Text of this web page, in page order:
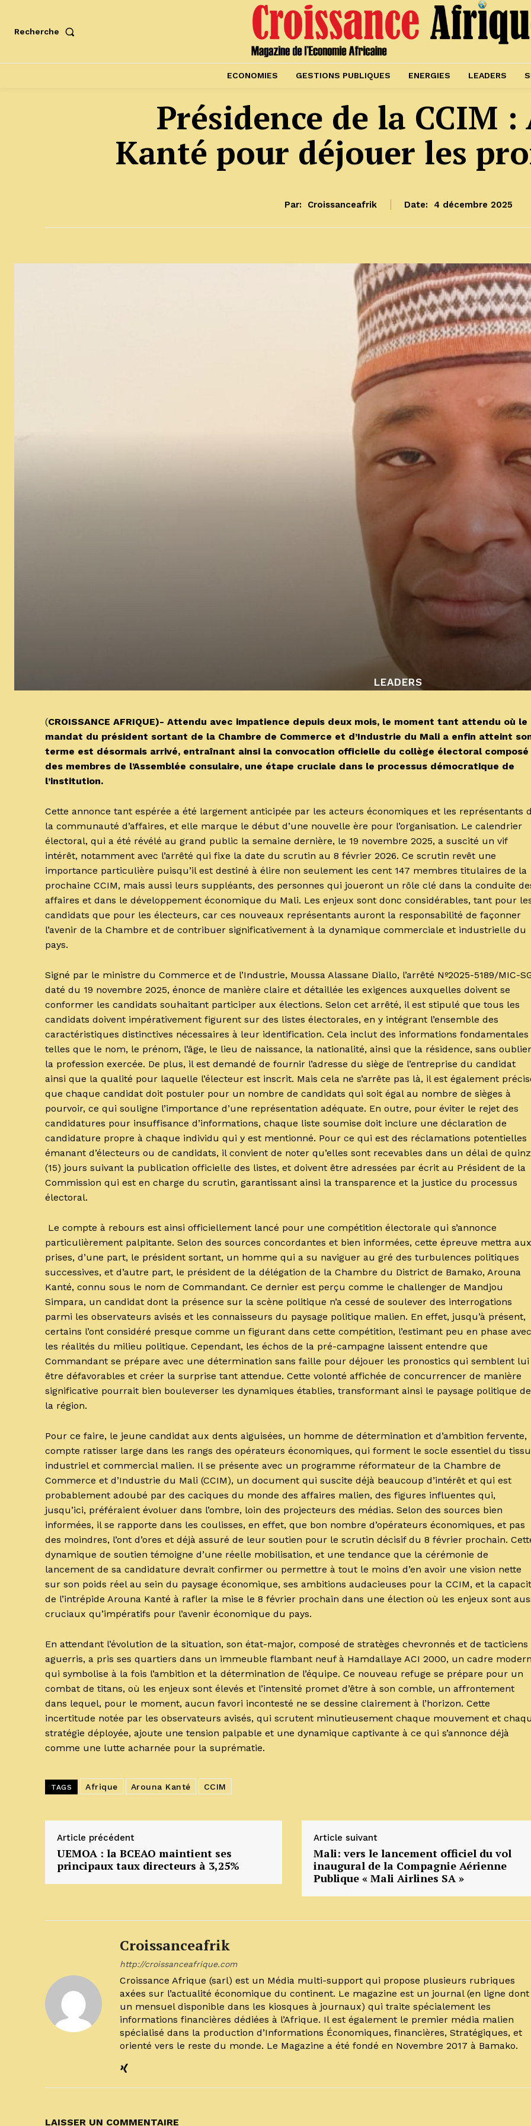
Recherche
ECONOMIES GESTIONS PUBLIQUES ENERGIES LEADERS
Présidence de la CCIM
Kanté pour déjouer les
Par: Croissanceafrik Date: 4 décembre 2025
LEADERS
(CROISSANCE AFRIQUE)- Attendu avec impatience depuis deux mois, le moment tant attendu où le
mandat du président sortant de la Chambre de Commerce et d’Industrie du Mali a enfin atteint
terme est désormais arrivé, entraînant ainsi la convocation officielle du collège électoral composé
des membres de l’Assemblée consulaire, une étape cruciale dans le processus démocratique de
l’institution.
Cette annonce tant espérée a été largement anticipée par les acteurs économiques et les représentants
la communauté d’affaires, et elle marque le début d’une nouvelle ère pour l’organisation. Le calendrier
électoral, qui a été révélé au grand public la semaine dernière, le 19 novembre 2025, a suscité un vif
intérêt, notamment avec l’arrêté qui fixe la date du scrutin au 8 février 2026. Ce scrutin revêt une
importance particulière puisqu’il est destiné à élire non seulement les cent 147 membres titulaires de la
prochaine CCIM, mais aussi leurs suppléants, des personnes qui joueront un rôle clé dans la conduite
affaires et dans le développement économique du Mali. Les enjeux sont donc considérables, tant pour
candidats que pour les électeurs, car ces nouveaux représentants auront la responsabilité de façonner
l’avenir de la Chambre et de contribuer significativement à la dynamique commerciale et industrielle du
pays.
Signé par le ministre du Commerce et de l’Industrie, Moussa Alassane Diallo, l’arrêté Nº2025-5189/MIC-
daté du 19 novembre 2025, énonce de manière claire et détaillée les exigences auxquelles doivent se
conformer les candidats souhaitant participer aux élections. Selon cet arrêté, il est stipulé que tous les
candidats doivent impérativement figurent sur des listes électorales, en y intégrant l’ensemble des
caractéristiques distinctives nécessaires à leur identification. Cela inclut des informations fondamentales
telles que le nom, le prénom, l’âge, le lieu de naissance, la nationalité, ainsi que la résidence, sans oublier
la profession exercée. De plus, il est demandé de fournir l’adresse du siège de l’entreprise du candidat
ainsi que la qualité pour laquelle l’électeur est inscrit. Mais cela ne s’arrête pas là, il est également
que chaque candidat doit postuler pour un nombre de candidats qui soit égal au nombre de sièges à
pourvoir, ce qui souligne l’importance d’une représentation adéquate. En outre, pour éviter le rejet des
candidatures pour insuffisance d’informations, chaque liste soumise doit inclure une déclaration de
candidature propre à chaque individu qui y est mentionné. Pour ce qui est des réclamations potentielles
émanant d’électeurs ou de candidats, il convient de noter qu’elles sont recevables dans un délai de
(15) jours suivant la publication officielle des listes, et doivent être adressées par écrit au Président de la
Commission qui est en charge du scrutin, garantissant ainsi la transparence et la justice du processus
électoral.
Le compte à rebours est ainsi officiellement lancé pour une compétition électorale qui s’annonce
particulièrement palpitante. Selon des sources concordantes et bien informées, cette épreuve mettra aux
prises, d’une part, le président sortant, un homme qui a su naviguer au gré des turbulences politiques
successives, et d’autre part, le président de la délégation de la Chambre du District de Bamako, Arouna
Kanté, connu sous le nom de Commandant. Ce dernier est perçu comme le challenger de Mandjou
Simpara, un candidat dont la présence sur la scène politique n’a cessé de soulever des interrogations
parmi les observateurs avisés et les connaisseurs du paysage politique malien. En effet, jusqu’à présent,
certains l’ont considéré presque comme un figurant dans cette compétition, l’estimant peu en phase avec
les réalités du milieu politique. Cependant, les échos de la pré-campagne laissent entendre que
Commandant se prépare avec une détermination sans faille pour déjouer les pronostics qui semblent lui
être défavorables et créer la surprise tant attendue. Cette volonté affichée de concurrencer de manière
significative pourrait bien bouleverser les dynamiques établies, transformant ainsi le paysage politique de
la région.
Pour ce faire, le jeune candidat aux dents aiguisées, un homme de détermination et d’ambition fervente,
compte ratisser large dans les rangs des opérateurs économiques, qui forment le socle essentiel du tissu
industriel et commercial malien. Il se présente avec un programme réformateur de la Chambre de
Commerce et d’Industrie du Mali (CCIM), un document qui suscite déjà beaucoup d’intérêt et qui est
probablement adoubé par des caciques du monde des affaires malien, des figures influentes qui,
jusqu’ici, préféraient évoluer dans l’ombre, loin des projecteurs des médias. Selon des sources bien
informées, il se rapporte dans les coulisses, en effet, que bon nombre d’opérateurs économiques, et pas
des moindres, l’ont d’ores et déjà assuré de leur soutien pour le scrutin décisif du 8 février prochain.
dynamique de soutien témoigne d’une réelle mobilisation, et une tendance que la cérémonie de
lancement de sa candidature devrait confirmer ou permettre à tout le moins d’en avoir une vision nette
sur son poids réel au sein du paysage économique, ses ambitions audacieuses pour la CCIM, et la
de l’intrépide Arouna Kanté à rafler la mise le 8 février prochain dans une élection où les enjeux sont
cruciaux qu’impératifs pour l’avenir économique du pays.
En attendant l’évolution de la situation, son état-major, composé de stratèges chevronnés et de tacticiens
aguerris, a pris ses quartiers dans un immeuble flambant neuf à Hamdallaye ACI 2000, un cadre
qui symbolise à la fois l’ambition et la détermination de l’équipe. Ce nouveau refuge se prépare pour un
combat de titans, où les enjeux sont élevés et l’intensité promet d’être à son comble, un affrontement
dans lequel, pour le moment, aucun favori incontesté ne se dessine clairement à l’horizon. Cette
incertitude notée par les observateurs avisés, qui scrutent minutieusement chaque mouvement et
stratégie déployée, ajoute une tension palpable et une dynamique captivante à ce qui s’annonce déjà
comme une lutte acharnée pour la suprématie.
TAGS Afrique Arouna Kanté CCIM
Article précédent
UEMOA : la BCEAO maintient ses
principaux taux directeurs à 3,25%
Article suivant
Mali: vers le lancement officiel du vol
inaugural de la Compagnie Aérienne
Publique « Mali Airlines SA »
Croissanceafrik
http://croissanceafrique.com
Croissance Afrique (sarl) est un Média multi-support qui propose plusieurs rubriques
axées sur l’actualité économique du continent. Le magazine est un journal (en ligne dont
un mensuel disponible dans les kiosques à journaux) qui traite spécialement les
informations financières dédiées à l’Afrique. Il est également le premier média malien
spécialisé dans la production d’Informations Économiques, financières, Stratégiques, et
orienté vers le reste du monde. Le Magazine a été fondé en Novembre 2017 à Bamako.
LAISSER UN COMMENTAIRE